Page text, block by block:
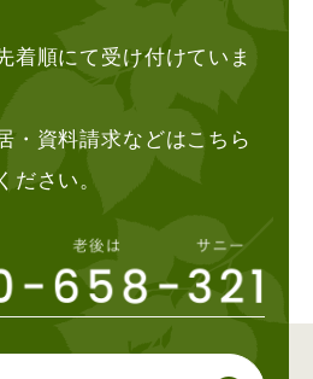
着順にて受け付けていま
・資料請求などはこちら
ださい。